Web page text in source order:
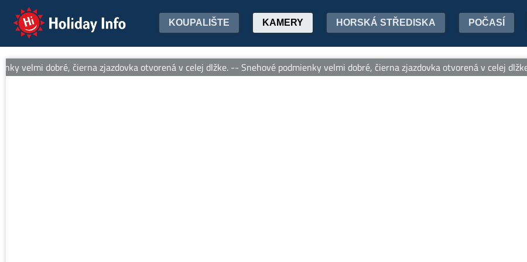
Holiday Info KOUPALIŠTE KAMERY HORSKÁ STŘEDISKA POČASÍ
velmi dobré, čierna zjazdovka otvorená v celej dlžke. -- Snehové podmienky velmi dobré, čierna zjazdovka otvorená v celej dlžke.